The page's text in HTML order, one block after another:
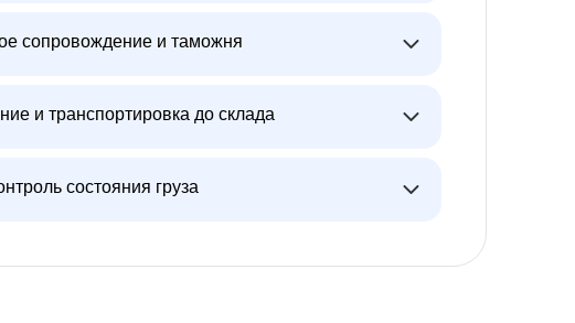
сопровождение и таможня
и транспортировка до склада
состояния груза